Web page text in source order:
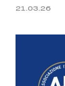
21.03.26